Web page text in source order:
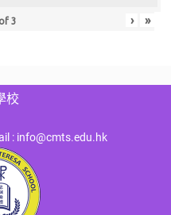
of3 › »
校
: info@cmts.edu.hk